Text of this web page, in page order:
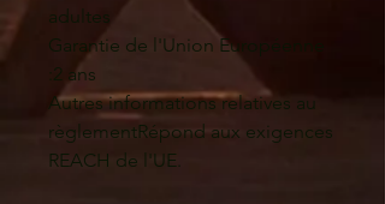
adultes
Garantie de l'Union Européenne
:2 ans
Autres informations relatives au
règlementRépond aux exigences
REACH de l'UE.